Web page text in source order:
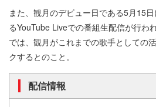
また、観月のデビュー日である5月15
るYouTube Liveでの番組生配信が行わ
では、観月がこれまでの歌手としての
クするとのこと。
配信情報